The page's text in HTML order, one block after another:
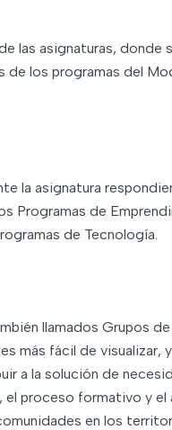
las asignaturas, donde
de los programas del
la asignatura
Programas de
de Tecnología.
llamados Grupos de
más fácil de visualizar,
a la solución de
proceso formativo y el
en los